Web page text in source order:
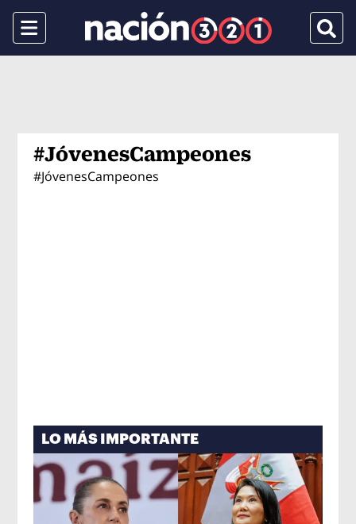
Menu
#JóvenesCampeones
#JóvenesCampeones
LO MÁS IMPORTANTE